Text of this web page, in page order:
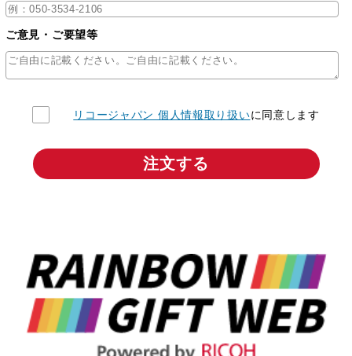
ご意見・ご要望等
リコージャパン 個人情報取り扱いに同意します
注文する